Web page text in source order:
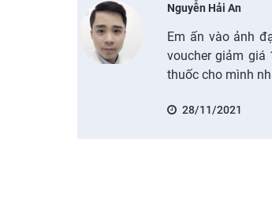
Nguyễn Hải An
Em ấn vào ảnh
voucher giảm giá
thuốc cho mình
28/11/2021